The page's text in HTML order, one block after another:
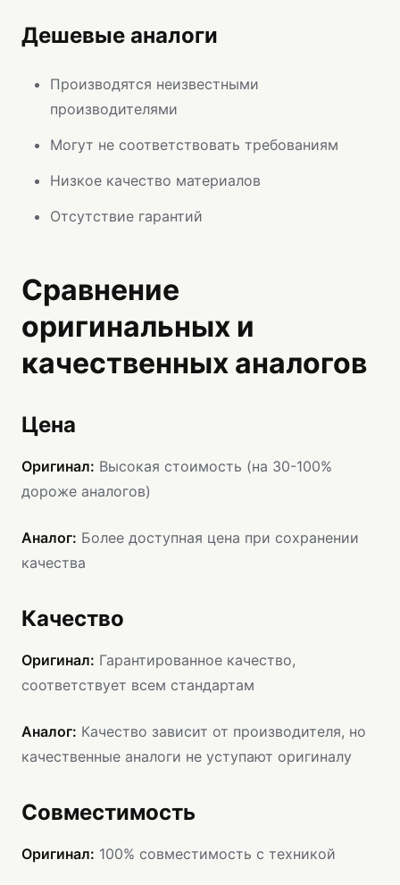
Дешевые аналоги
Производятся неизвестными
производителями
Могут не соответствовать требованиям
Низкое качество материалов
Отсутствие гарантий
Сравнение
оригинальных и
качественных аналогов
Цена
Оригинал: Высокая стоимость (на 30-100%
дороже аналогов)
Аналог: Более доступная цена при сохранении
качества
Качество
Оригинал: Гарантированное качество,
соответствует всем стандартам
Аналог: Качество зависит от производителя, но
качественные аналоги не уступают оригиналу
Совместимость
Оригинал: 100% совместимость с техникой